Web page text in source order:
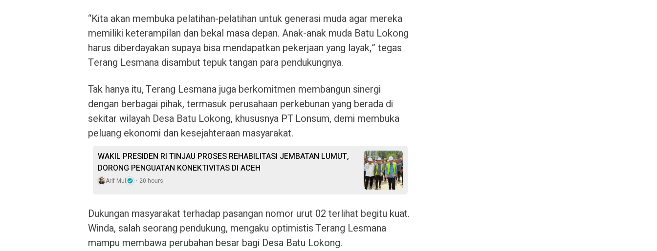
“Kita akan membuka pelatihan-pelatihan untuk generasi muda agar mereka
memiliki keterampilan dan bekal masa depan. Anak-anak muda Batu Lokong
harus diberdayakan supaya bisa mendapatkan pekerjaan yang layak,” tegas
Terang Lesmana disambut tepuk tangan para pendukungnya.
Tak hanya itu, Terang Lesmana juga berkomitmen membangun sinergi
dengan berbagai pihak, termasuk perusahaan perkebunan yang berada di
sekitar wilayah Desa Batu Lokong, khususnya PT Lonsum, demi membuka
peluang ekonomi dan kesejahteraan masyarakat.
WAKIL PRESIDEN RI TINJAU PROSES REHABILITASI JEMBATAN LUMUT,
DORONG PENGUATAN KONEKTIVITAS DI ACEH
Arif Mul 20 hours
Dukungan masyarakat terhadap pasangan nomor urut 02 terlihat begitu kuat.
Winda, salah seorang pendukung, mengaku optimistis Terang Lesmana
mampu membawa perubahan besar bagi Desa Batu Lokong.